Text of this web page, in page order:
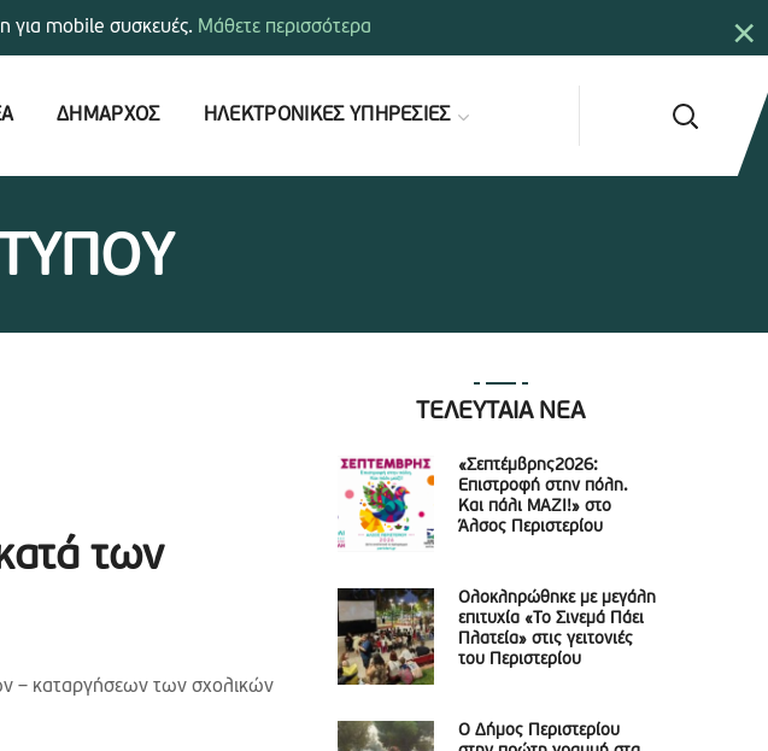
ΔΗΜΑΡΧΟΣ ΗΛΕΚΤΡΟΝΙΚΕΣ ΥΠΗΡΕΣΙΕΣ
των
– καταργήσεων των σχολικών
ΤΕΛΕΥΤΑΙΑ ΝΕΑ
«Σεπτέμβρης2026:
Επιστροφή στην πόλη.
Και πάλι ΜΑΖΙ!» στο
Άλσος Περιστερίου
Ολοκληρώθηκε με μεγάλη
επιτυχία «Το Σινεμά Πάει
Πλατεία» στις γειτονιές
του Περιστερίου
Ο Δήμος Περιστερίου
×
για mobile συσκευές. Μάθετε περισσότερα